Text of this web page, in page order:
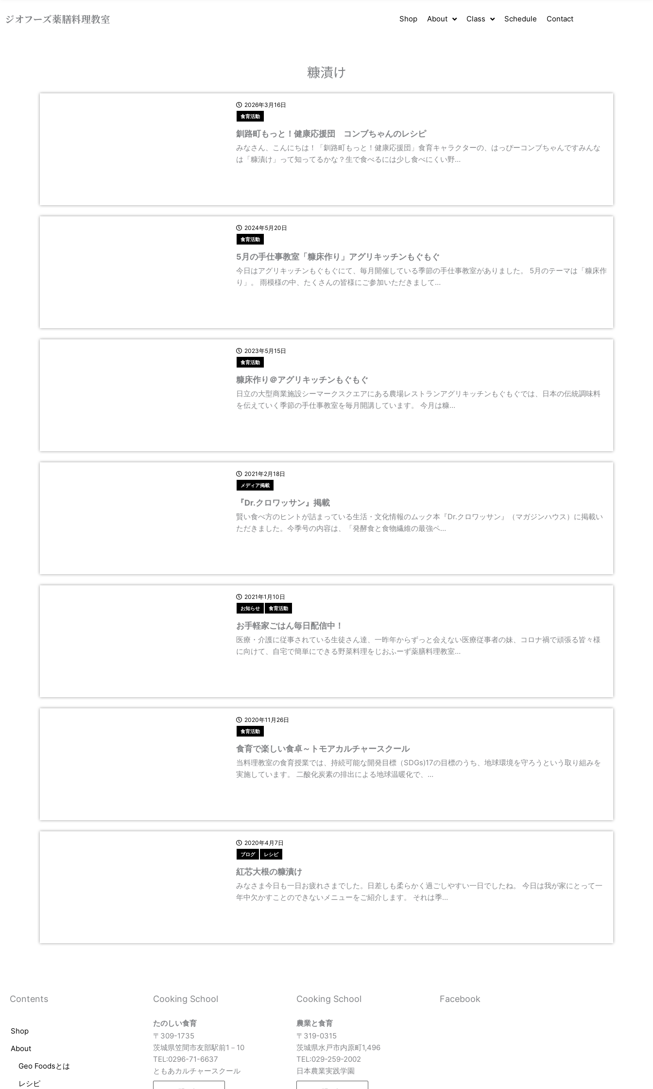
容ジオフーズ薬膳料理教室 Shop About Class Schedule Contact
糠漬け
2026年3月16日
食育活動
釧路町もっと！健康応援団 コンブちゃんのレシピ
みなさん、こんにちは！「釧路町もっと！健康応援団」食育キャラクターの、はっぴーコンブちゃんですみんな
は「糠漬け」って知ってるかな？生で食べるには少し食べにくい野…
2024年5月20日
食育活動
5月の手仕事教室「糠床作り」アグリキッチンもぐもぐ
今日はアグリキッチンもぐもぐにて、毎月開催している季節の手仕事教室がありました。 5月のテーマは「糠床作
り」。 雨模様の中、たくさんの皆様にご参加いただきまして…
2023年5月15日
食育活動
糠床作り＠アグリキッチンもぐもぐ
日立の大型商業施設シーマークスクエアにある農場レストランアグリキッチンもぐもぐでは、日本の伝統調味料
を伝えていく季節の手仕事教室を毎月開講しています。 今月は糠…
2021年2月18日
メディア掲載
『Dr.クロワッサン』掲載
賢い食べ方のヒントが詰まっている生活・文化情報のムック本『Dr.クロワッサン』（マガジンハウス）に掲載い
ただきました。今季号の内容は、「発酵食と食物繊維の最強ペ…
2021年1月10日
お知らせ 食育活動
お手軽家ごはん毎日配信中！
医療・介護に従事されている生徒さん達、一昨年からずっと会えない医療従事者の妹、コロナ禍で頑張る皆々様
に向けて、自宅で簡単にできる野菜料理をじおふーず薬膳料理教室…
2020年11月26日
食育活動
食育で楽しい食卓～トモアカルチャースクール
当料理教室の食育授業では、持続可能な開発目標（SDGs)17の目標のうち、地球環境を守ろうという取り組みを
実施しています。 二酸化炭素の排出による地球温暖化で、…
2020年4月7日
ブログ レシピ
紅芯大根の糠漬け
みなさま今日も一日お疲れさまでした。日差しも柔らかく過ごしやすい一日でしたね。 今日は我が家にとって一
年中欠かすことのできないメニューをご紹介します。 それは季…
Contents
Shop
About
Geo Foodsとは
レシピ
Cooking School
たのしい食育
〒309-1735
茨城県笠間市友部駅前1－10
TEL:0296-71-6637
ともあカルチャースクール
Cooking School
農業と食育
〒319-0315
茨城県水戸市内原町1,496
TEL:029-259-2002
日本農業実践学園
Facebook